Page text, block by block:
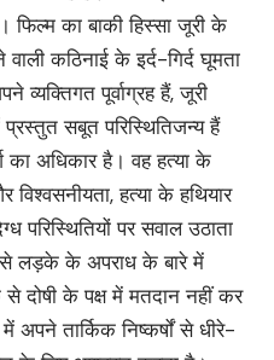
फिल्म का बाकी हिस्सा जूरी के
कठिनाई के इर्द-गिर्द घूमता
व्यक्तिगत पूर्वाग्रह हैं, जूरी
सबूत परिस्थितिजन्य हैं
का अधिकार है। वह हत्या के
हत्या के हथियार
परिस्थितियों पर सवाल उठाता
लड़के के अपराध के बारे में
दोषी के पक्ष में मतदान नहीं कर
तार्किक निष्कर्षों से धीरे-